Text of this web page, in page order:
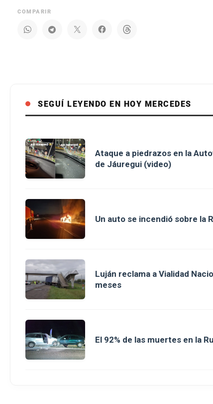
COMPARIR
SEGUÍ LEYENDO EN HOY MERCEDES
Ataque a piedrazos en la
de Jáuregui (video)
Un auto se incendió sobre la
Luján reclama a Vialidad
meses
El 92% de las muertes en la